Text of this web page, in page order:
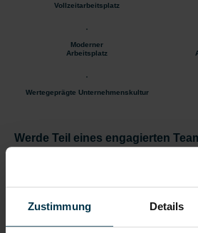
Zustimmung Details
Vollzeitarbeitsplatz
Moderner
Arbeitsplatz
Wertegeprägte Unternehmenskultur
Werde Teil eines engagierten
Übernimm Verantwortung für
Stahlbauprojekte und gestalte